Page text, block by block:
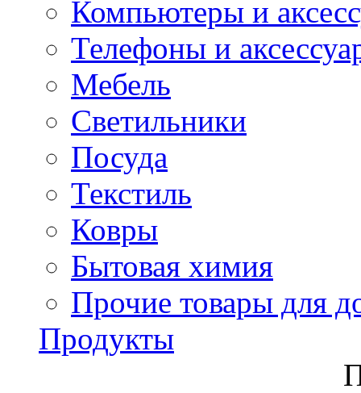
Компьютеры и
Телефоны и
Мебель
Светильники
Посуда
Текстиль
Ковры
Бытовая химия
Прочие товары для
Продукты